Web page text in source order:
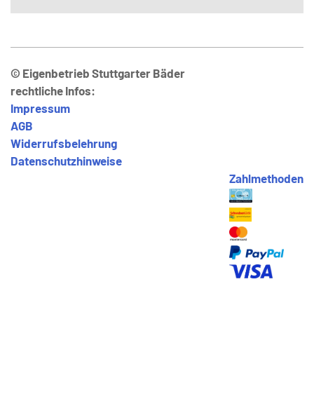
© Eigenbetrieb Stuttgarter Bäder
rechtliche Infos:
Impressum
AGB
Widerrufsbelehrung
Datenschutzhinweise
Zahlmethoden